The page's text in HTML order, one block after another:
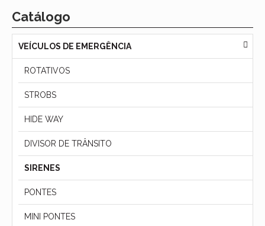
Catálogo
VEÍCULOS DE EMERGÊNCIA
ROTATIVOS
STROBS
HIDE WAY
DIVISOR DE TRÂNSITO
SIRENES
PONTES
MINI PONTES